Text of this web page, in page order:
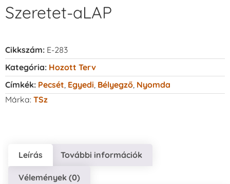
Szeretet-aLAP
Cikkszám: E-283
Kategória: Hozott Terv
Címkék: Pecsét, Egyedi, Bélyegző, Nyomda
Márka: TSz
Leírás További információk
Vélemények (0)